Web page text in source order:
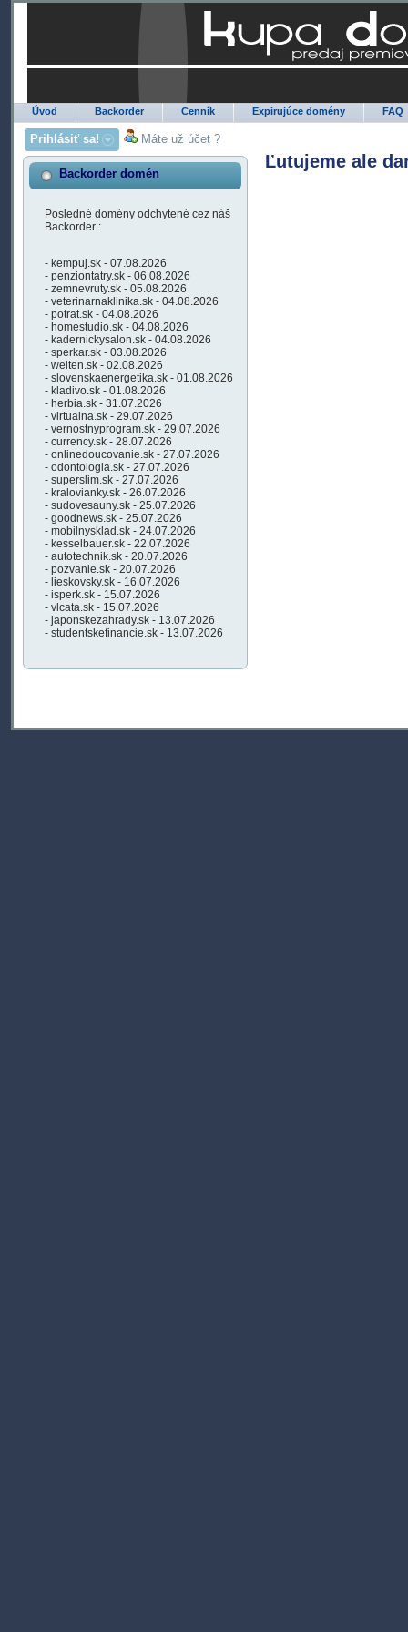
Úvod Backorder Cenník Expirujúce domény FAQ
Prihlásiť sa! Máte už účet ?
Backorder domén
Posledné domény odchytené cez náš
Backorder :
- kempuj.sk - 07.08.2026
- penziontatry.sk - 06.08.2026
- zemnevruty.sk - 05.08.2026
- veterinarnaklinika.sk - 04.08.2026
- potrat.sk - 04.08.2026
- homestudio.sk - 04.08.2026
- kadernickysalon.sk - 04.08.2026
- sperkar.sk - 03.08.2026
- welten.sk - 02.08.2026
- slovenskaenergetika.sk - 01.08.2026
- kladivo.sk - 01.08.2026
- herbia.sk - 31.07.2026
- virtualna.sk - 29.07.2026
- vernostnyprogram.sk - 29.07.2026
- currency.sk - 28.07.2026
- onlinedoucovanie.sk - 27.07.2026
- odontologia.sk - 27.07.2026
- superslim.sk - 27.07.2026
- kralovianky.sk - 26.07.2026
- sudovesauny.sk - 25.07.2026
- goodnews.sk - 25.07.2026
- mobilnysklad.sk - 24.07.2026
- kesselbauer.sk - 22.07.2026
- autotechnik.sk - 20.07.2026
- pozvanie.sk - 20.07.2026
- lieskovsky.sk - 16.07.2026
- isperk.sk - 15.07.2026
- vlcata.sk - 15.07.2026
- japonskezahrady.sk - 13.07.2026
- studentskefinancie.sk - 13.07.2026
Ľutujeme ale